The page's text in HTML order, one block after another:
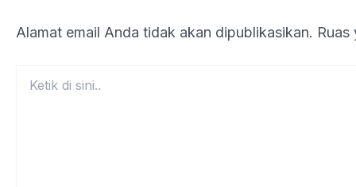
Alamat email Anda tidak akan dipublikasikan.